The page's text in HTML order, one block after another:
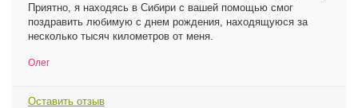
Приятно, я находясь в Сибири с вашей помощью смог
поздравить любимую с днем рождения, находящуюся за
несколько тысяч километров от меня.
Олег
Оставить отзыв